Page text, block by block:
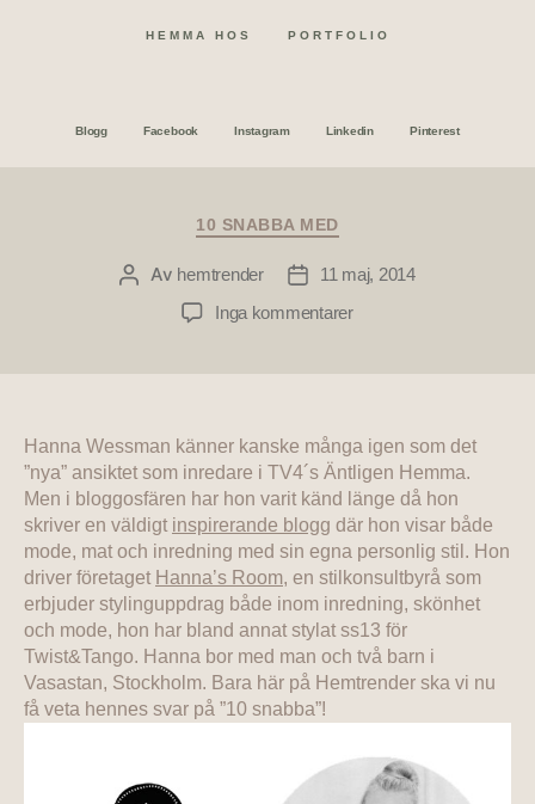
HEMMA HOS PORTFOLIO
Blogg Facebook Instagram Linkedin Pinterest
10 SNABBA MED
Av hemtrender
11 maj, 2014
Inga kommentarer
Hanna Wessman känner kanske många igen som det
”nya” ansiktet som inredare i TV4´s Äntligen Hemma.
Men i bloggosfären har hon varit känd länge då hon
skriver en väldigt inspirerande blogg där hon visar både
mode, mat och inredning med sin egna personlig stil. Hon
driver företaget Hanna’s Room, en stilkonsultbyrå som
erbjuder stylinguppdrag både inom inredning, skönhet
och mode, hon har bland annat stylat ss13 för
Twist&Tango. Hanna bor med man och två barn i
Vasastan, Stockholm. Bara här på Hemtrender ska vi nu
få veta hennes svar på ”10 snabba”!